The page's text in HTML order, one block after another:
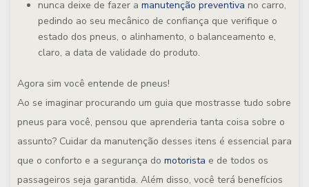
nunca deixe de fazer a manutenção preventiva no carro,
pedindo ao seu mecânico de confiança que verifique o
estado dos pneus, o alinhamento, o balanceamento e,
claro, a data de validade do produto.
Agora sim você entende de pneus!
Ao se imaginar procurando um guia que mostrasse tudo sobre
pneus para você, pensou que aprenderia tanta coisa sobre o
assunto? Cuidar da manutenção desses itens é essencial para
que o conforto e a segurança do motorista e de todos os
passageiros seja garantida. Além disso, você terá benefícios